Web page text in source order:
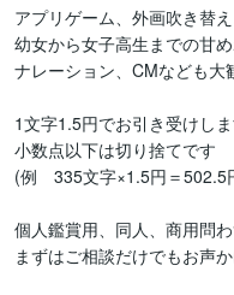
アプリゲーム、外画吹き替
幼女から女子高生までの甘
ナレーション、CMなども大
1文字1.5円でお引き受けしま
小数点以下は切り捨てです
(例　335文字×1.5円＝
個人鑑賞用、同人、商用問
まずはご相談だけでもお声